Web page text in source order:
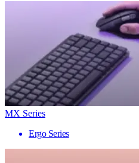
MX Series
Ergo Series